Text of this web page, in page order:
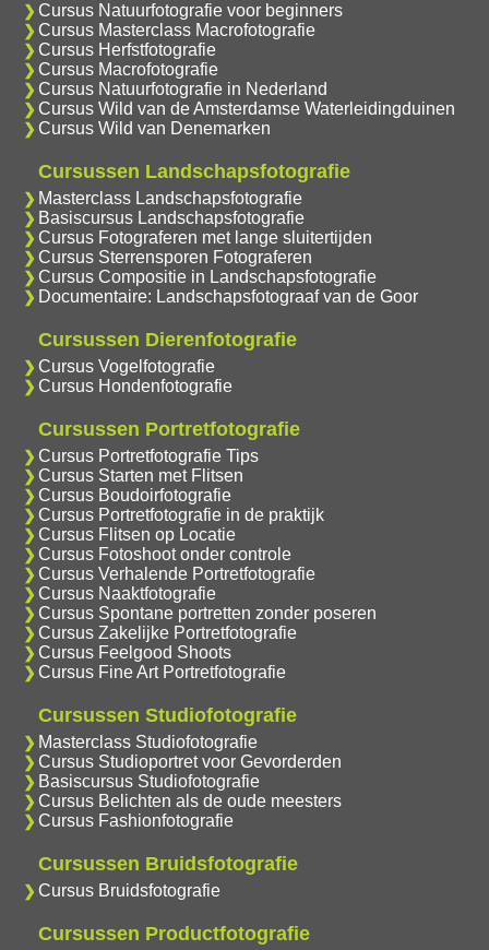
Cursus Natuurfotografie voor beginners
Cursus Masterclass Macrofotografie
Cursus Herfstfotografie
Cursus Macrofotografie
Cursus Natuurfotografie in Nederland
Cursus Wild van de Amsterdamse Waterleidingduinen
Cursus Wild van Denemarken
Cursussen Landschapsfotografie
Masterclass Landschapsfotografie
Basiscursus Landschapsfotografie
Cursus Fotograferen met lange sluitertijden
Cursus Sterrensporen Fotograferen
Cursus Compositie in Landschapsfotografie
Documentaire: Landschapsfotograaf van de Goor
Cursussen Dierenfotografie
Cursus Vogelfotografie
Cursus Hondenfotografie
Cursussen Portretfotografie
Cursus Portretfotografie Tips
Cursus Starten met Flitsen
Cursus Boudoirfotografie
Cursus Portretfotografie in de praktijk
Cursus Flitsen op Locatie
Cursus Fotoshoot onder controle
Cursus Verhalende Portretfotografie
Cursus Naaktfotografie
Cursus Spontane portretten zonder poseren
Cursus Zakelijke Portretfotografie
Cursus Feelgood Shoots
Cursus Fine Art Portretfotografie
Cursussen Studiofotografie
Masterclass Studiofotografie
Cursus Studioportret voor Gevorderden
Basiscursus Studiofotografie
Cursus Belichten als de oude meesters
Cursus Fashionfotografie
Cursussen Bruidsfotografie
Cursus Bruidsfotografie
Cursussen Productfotografie